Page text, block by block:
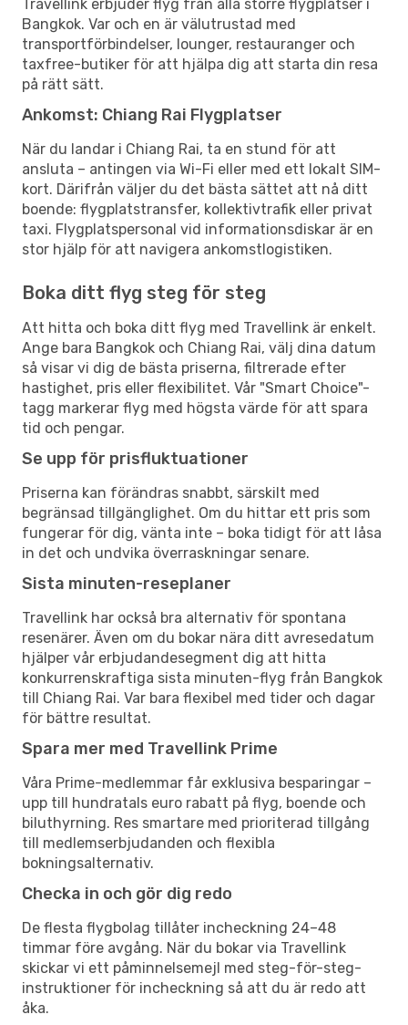
Travellink erbjuder flyg från alla större flygplatser i
Bangkok. Var och en är välutrustad med
transportförbindelser, lounger, restauranger och
taxfree-butiker för att hjälpa dig att starta din resa
på rätt sätt.
Ankomst: Chiang Rai Flygplatser
När du landar i Chiang Rai, ta en stund för att
ansluta – antingen via Wi-Fi eller med ett lokalt SIM-
kort. Därifrån väljer du det bästa sättet att nå ditt
boende: flygplatstransfer, kollektivtrafik eller privat
taxi. Flygplatspersonal vid informationsdiskar är en
stor hjälp för att navigera ankomstlogistiken.
Boka ditt flyg steg för steg
Att hitta och boka ditt flyg med Travellink är enkelt.
Ange bara Bangkok och Chiang Rai, välj dina datum
så visar vi dig de bästa priserna, filtrerade efter
hastighet, pris eller flexibilitet. Vår "Smart Choice"-
tagg markerar flyg med högsta värde för att spara
tid och pengar.
Se upp för prisfluktuationer
Priserna kan förändras snabbt, särskilt med
begränsad tillgänglighet. Om du hittar ett pris som
fungerar för dig, vänta inte – boka tidigt för att låsa
in det och undvika överraskningar senare.
Sista minuten-reseplaner
Travellink har också bra alternativ för spontana
resenärer. Även om du bokar nära ditt avresedatum
hjälper vår erbjudandesegment dig att hitta
konkurrenskraftiga sista minuten-flyg från Bangkok
till Chiang Rai. Var bara flexibel med tider och dagar
för bättre resultat.
Spara mer med Travellink Prime
Våra Prime-medlemmar får exklusiva besparingar –
upp till hundratals euro rabatt på flyg, boende och
biluthyrning. Res smartare med prioriterad tillgång
till medlemserbjudanden och flexibla
bokningsalternativ.
Checka in och gör dig redo
De flesta flygbolag tillåter incheckning 24–48
timmar före avgång. När du bokar via Travellink
skickar vi ett påminnelsemejl med steg-för-steg-
instruktioner för incheckning så att du är redo att
åka.